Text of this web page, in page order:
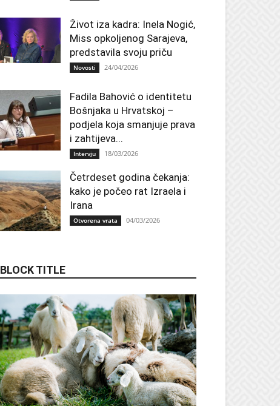
Život iza kadra: Inela Nogić,
Miss opkoljenog Sarajeva,
predstavila svoju priču
Novosti 24/04/2026
Fadila Bahović o identitetu
Bošnjaka u Hrvatskoj –
podjela koja smanjuje prava
i zahtijeva...
Intervju 18/03/2026
Četrdeset godina čekanja:
kako je počeo rat Izraela i
Irana
Otvorena vrata 04/03/2026
BLOCK TITLE